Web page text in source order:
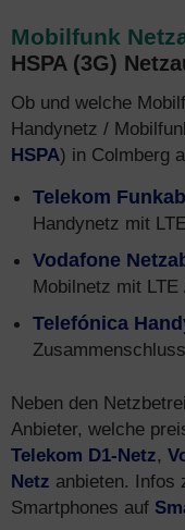
Mobilfunk
HSPA (3G)
Ob und welche
Handynetz /
HSPA) in Colmberg
Telekom
Handynetz mit
Vodafone
Mobilnetz mit LTE
Telefónica
Neben den
Anbieter, welche
Telekom D1-Netz,
Netz anbieten. Infos
Smartphones auf